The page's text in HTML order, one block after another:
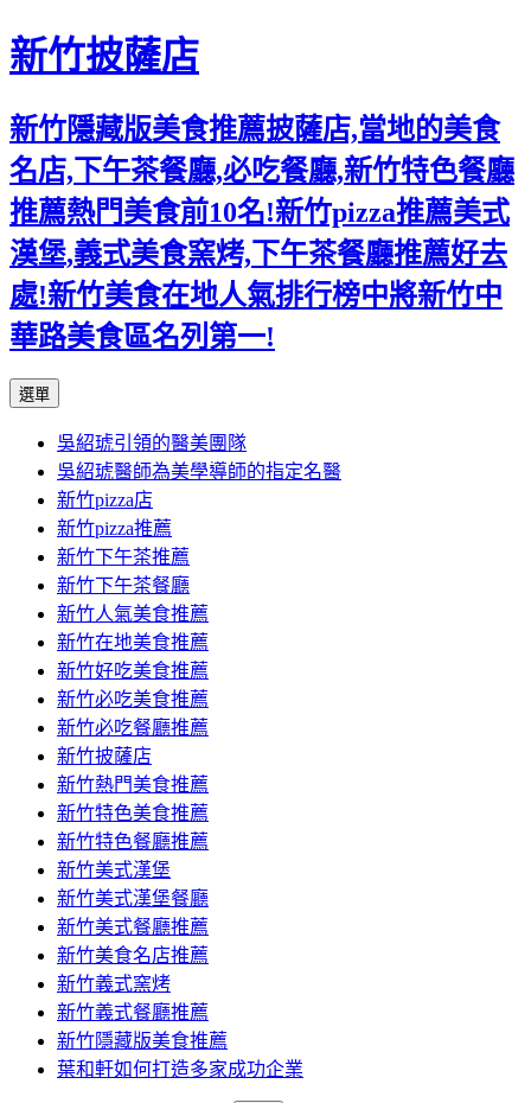
新竹披薩店
新竹隱藏版美食推薦披薩店,當地的美食
名店,下午茶餐廳,必吃餐廳,新竹特色餐廳
推薦熱門美食前10名!新竹pizza推薦美式
漢堡,義式美食窯烤,下午茶餐廳推薦好去
處!新竹美食在地人氣排行榜中將新竹中
華路美食區名列第一!
選單
主
要
內
容
吳紹琥引領的醫美團隊
吳紹琥醫師為美學導師的指定名醫
新竹pizza店
新竹pizza推薦
新竹下午茶推薦
新竹下午茶餐廳
新竹人氣美食推薦
新竹在地美食推薦
新竹好吃美食推薦
新竹必吃美食推薦
新竹必吃餐廳推薦
新竹披薩店
新竹熱門美食推薦
新竹特色美食推薦
新竹特色餐廳推薦
新竹美式漢堡
新竹美式漢堡餐廳
新竹美式餐廳推薦
新竹美食名店推薦
新竹義式窯烤
新竹義式餐廳推薦
新竹隱藏版美食推薦
葉和軒如何打造多家成功企業